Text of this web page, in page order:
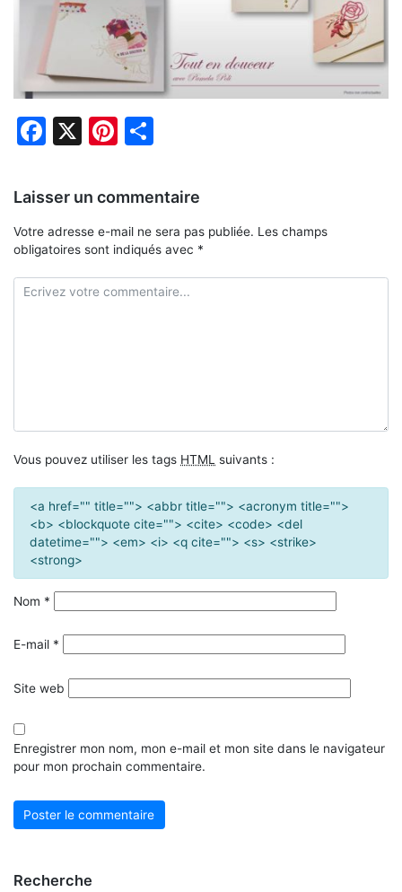
Facebook
X Pinterest
Laisser un commentaire
Votre adresse e-mail ne sera pas publiée. Les champs
obligatoires sont indiqués avec *
Vous pouvez utiliser les tags HTML suivants :
<a href="" title=""> <abbr title=""> <acronym title="">
<b> <blockquote cite=""> <cite> <code> <del
datetime=""> <em> <i> <q cite=""> <s> <strike>
<strong>
Nom *
E-mail *
Site web
Enregistrer mon nom, mon e-mail et mon site dans le navigateur
pour mon prochain commentaire.
Recherche